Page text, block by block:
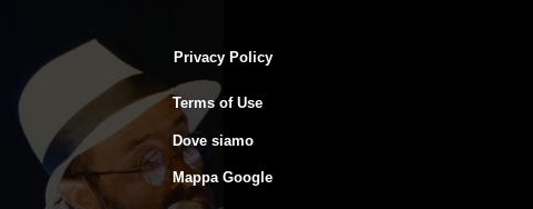
Privacy Policy
Terms of Use
Dove siamo
Mappa Google